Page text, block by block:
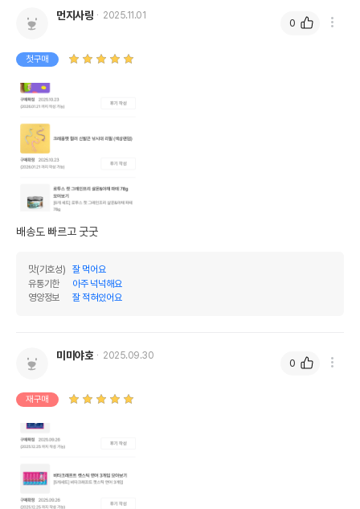
먼지사랑 2025.11.01
첫구매
배송도 빠르고 굿굿
맛(기호성)
잘 먹어요
유통기한
아주 넉넉해요
영양정보
잘 적혀있어요
0
미미야호 2025.09.30
재구매
0